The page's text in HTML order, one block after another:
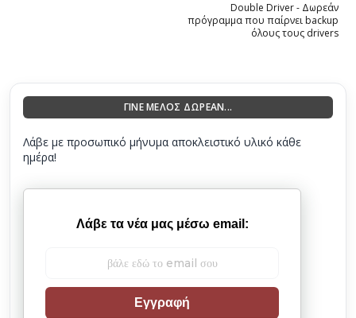
Double Driver - Δωρεάν
πρόγραμμα που παίρνει backup
όλους τους drivers
ΓΙΝΕ ΜΕΛΟΣ ΔΩΡΕΑΝ...
Λάβε με προσωπικό μήνυμα αποκλειστικό υλικό κάθε
ημέρα!
Λάβε τα νέα μας μέσω email:
Εγγραφή